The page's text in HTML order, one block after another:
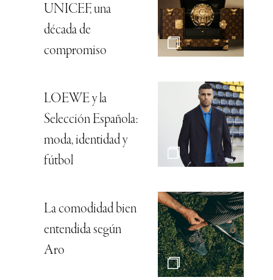
UNICEF, una
década de
compromiso
LOEWE y la
Selección Española:
moda, identidad y
fútbol
La comodidad bien
entendida según
Aro